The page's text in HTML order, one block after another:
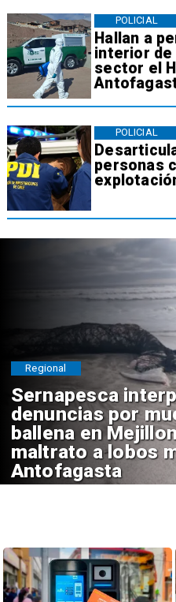
Hallan a
interior de
sector el
POLICIAL
personas
POLICIAL
Sernapesca
denuncias por
ballena en
maltrato a lobos
Antofagasta
Regional